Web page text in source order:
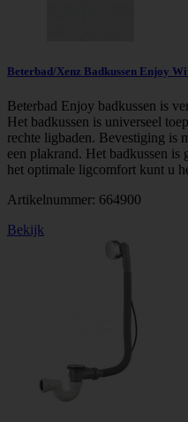
Beterbad/Xenz Badkussen Enjoy
Beterbad Enjoy badkussen is
Het badkussen is universeel
rechte ligbaden. Bevestiging is
een plakrand. Het badkussen is
het optimale ligcomfort kunt u
Artikelnummer: 664900
Bekijk